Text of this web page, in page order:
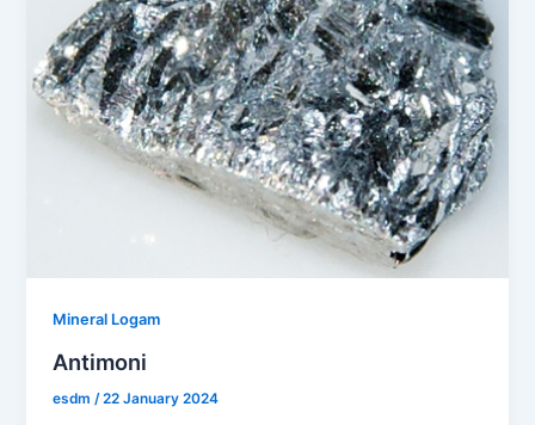
Mineral Logam
Antimoni
esdm/22 January 2024